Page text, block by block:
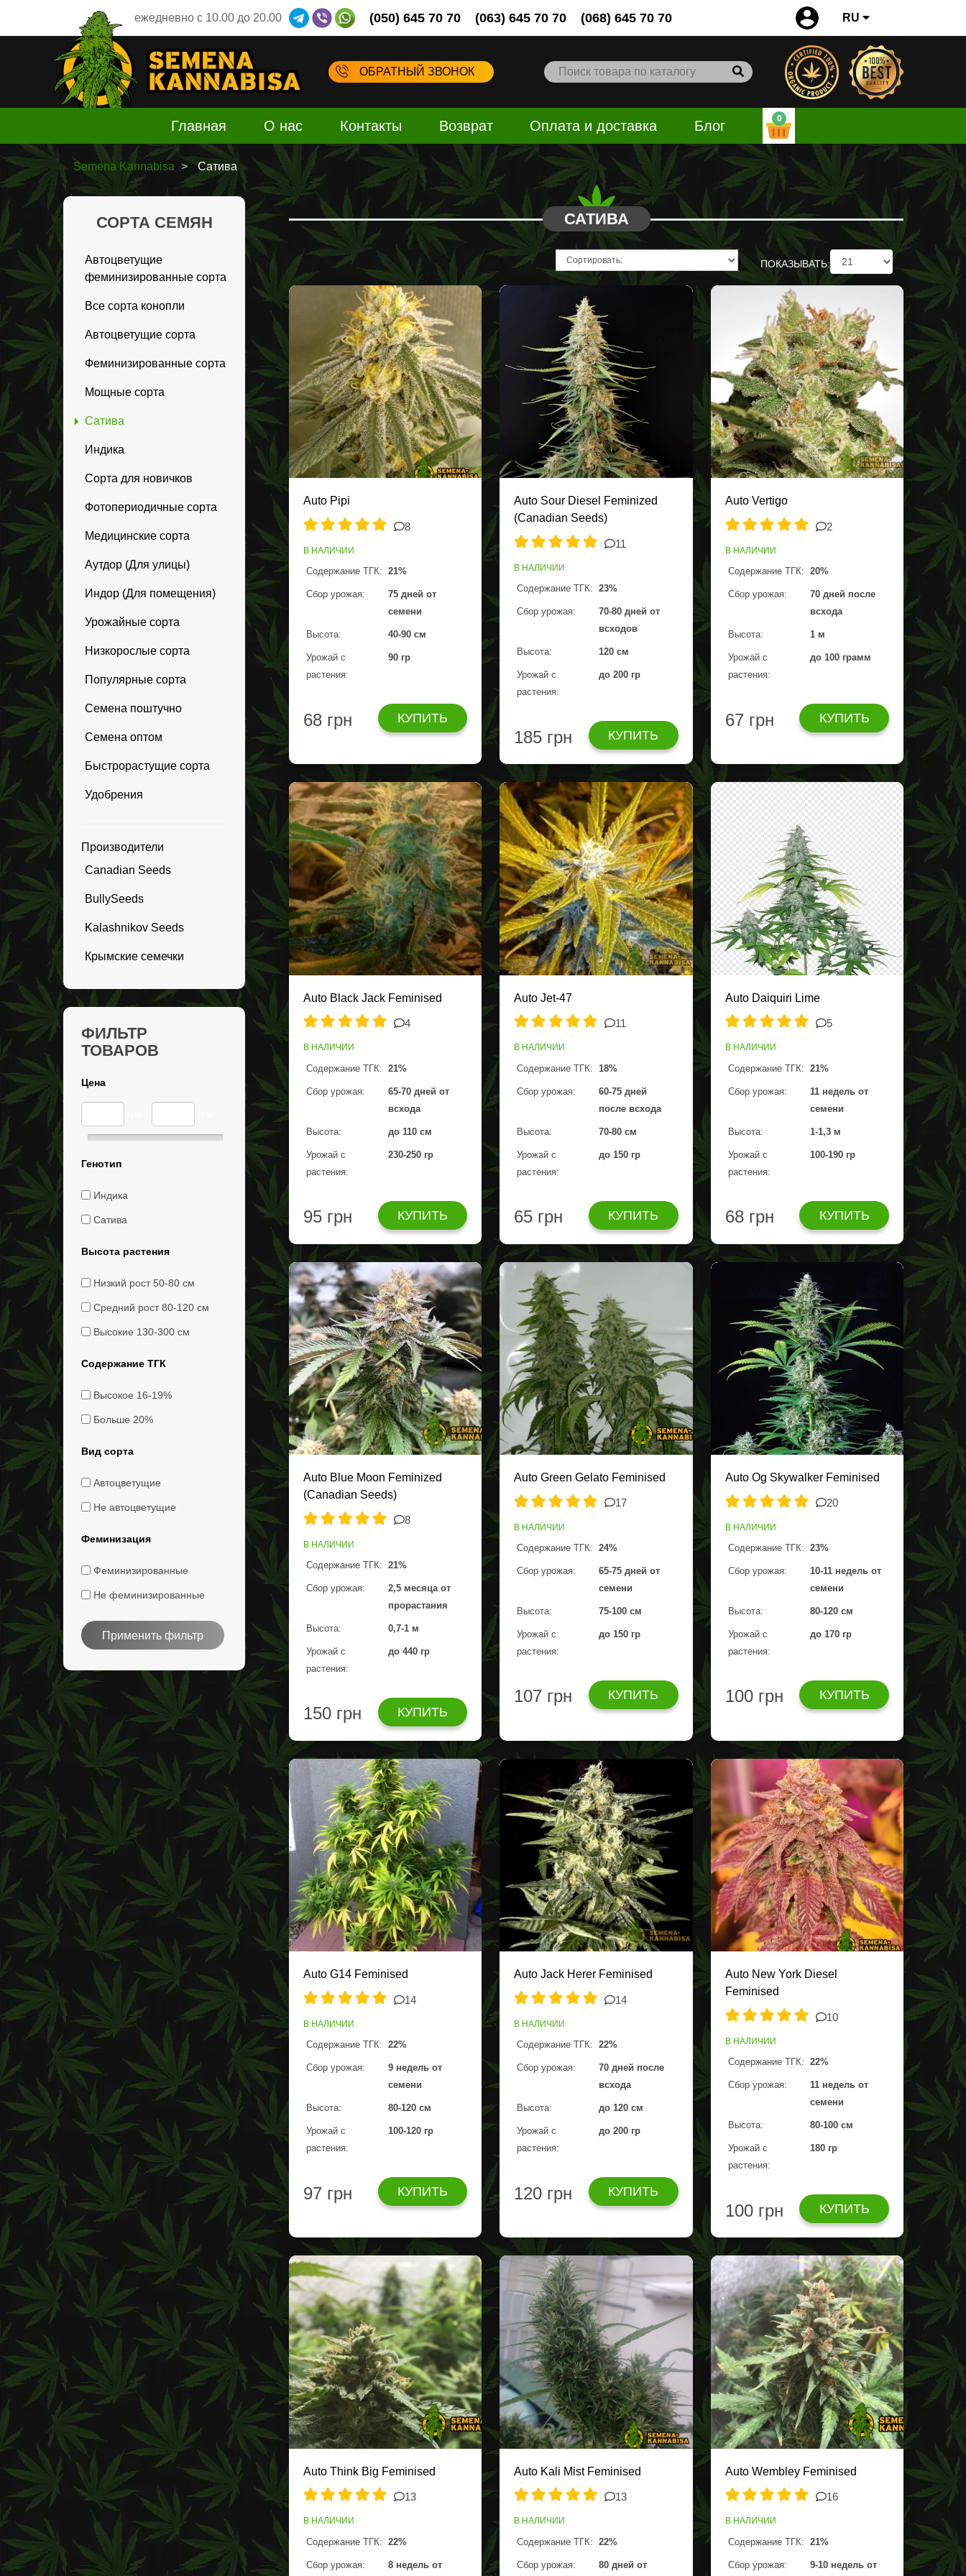
ежедневно c 10.00 до 20.00 (050) 645 70 70 (063) 645 70 70 (068) 645 70 70 RU
ОБРАТНЫЙ ЗВОНОК
Главная О нас Контакты Возврат Оплата и доставка Блог 0
Semena Kannabisa Сатива
СОРТА СЕМЯН
Автоцветущие
феминизированные сорта
Все сорта конопли
Автоцветущие сорта
Феминизированные сорта
Мощные сорта
Сатива
Индика
Сорта для новичков
Фотопериодичные сорта
Медицинские сорта
Аутдор (Для улицы)
Индор (Для помещения)
Урожайные сорта
Низкорослые сорта
Популярные сорта
Семена поштучно
Семена оптом
Быстрорастущие сорта
Удобрения
Производители
Canadian Seeds
BullySeeds
Kalashnikov Seeds
Крымские семечки
ФИЛЬТР
ТОВАРОВ
Цена
Генотип
Индика
Сатива
Высота растения
Низкий рост 50-80 см
Средний рост 80-120 см
Высокие 130-300 см
Содержание ТГК
Высокое 16-19%
Больше 20%
Вид сорта
Автоцветущие
Не автоцветущие
Феминизация
Феминизированные
Не феминизированные
Применить фильтр
САТИВА
ПОКАЗЫВАТЬ:
Auto Pipi
8
В НАЛИЧИИ
Содержание ТГК: 21%
Сбор урожая:
75 дней от
семени
Высота: 40-90 см
Урожай с
растения:
90 гр
68 грн КУПИТЬ
Auto Sour Diesel Feminized
(Canadian Seeds)
11
В НАЛИЧИИ
Содержание ТГК: 23%
Сбор урожая:
70-80 дней от
всходов
Высота: 120 cм
Урожай с
растения:
до 200 гр
185 грн КУПИТЬ
Auto Vertigo
2
В НАЛИЧИИ
Содержание ТГК: 20%
Сбор урожая:
70 дней после
всхода
Высота: 1 м
Урожай с
растения:
до 100 грамм
67 грн КУПИТЬ
Auto Black Jack Feminised
4
В НАЛИЧИИ
Содержание ТГК: 21%
Сбор урожая:
65-70 дней от
всхода
Высота: до 110 см
Урожай с
растения:
230-250 гр
95 грн КУПИТЬ
Auto Jet-47
11
В НАЛИЧИИ
Содержание ТГК: 18%
Сбор урожая:
60-75 дней
после всхода
Высота: 70-80 см
Урожай с
растения:
до 150 гр
65 грн КУПИТЬ
Auto Daiquiri Lime
5
В НАЛИЧИИ
Содержание ТГК: 21%
Сбор урожая:
11 недель от
семени
Высота: 1-1,3 м
Урожай с
растения:
100-190 гр
68 грн КУПИТЬ
Auto Blue Moon Feminized
(Canadian Seeds)
8
В НАЛИЧИИ
Содержание ТГК: 21%
Сбор урожая:
2,5 месяца от
прорастания
Высота: 0,7-1 м
Урожай с
растения:
до 440 гр
150 грн КУПИТЬ
Auto Green Gelato Feminised
17
В НАЛИЧИИ
Содержание ТГК: 24%
Сбор урожая:
65-75 дней от
семени
Высота: 75-100 см
Урожай с
растения:
до 150 гр
107 грн КУПИТЬ
Auto Og Skywalker Feminised
20
В НАЛИЧИИ
Содержание ТГК: 23%
Сбор урожая:
10-11 недель от
семени
Высота: 80-120 см
Урожай с
растения:
до 170 гр
100 грн КУПИТЬ
Auto G14 Feminised
14
В НАЛИЧИИ
Содержание ТГК: 22%
Сбор урожая:
9 недель от
семени
Высота: 80-120 см
Урожай с
растения:
100-120 гр
97 грн КУПИТЬ
Auto Jack Herer Feminised
14
В НАЛИЧИИ
Содержание ТГК: 22%
Сбор урожая:
70 дней после
всхода
Высота: до 120 см
Урожай с
растения:
до 200 гр
120 грн КУПИТЬ
Auto New York Diesel
Feminised
10
В НАЛИЧИИ
Содержание ТГК: 22%
Сбор урожая:
11 недель от
семени
Высота: 80-100 см
Урожай с
растения:
180 гр
100 грн КУПИТЬ
Auto Think Big Feminised
13
В НАЛИЧИИ
Содержание ТГК: 22%
Сбор урожая: 8 недель от
Auto Kali Mist Feminised
13
В НАЛИЧИИ
Содержание ТГК: 22%
Сбор урожая: 80 дней от
Auto Wembley Feminised
16
В НАЛИЧИИ
Содержание ТГК: 21%
Сбор урожая: 9-10 недель от